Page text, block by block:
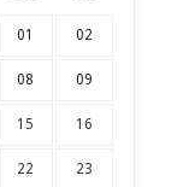
01 02
08 09
15 16
22 23